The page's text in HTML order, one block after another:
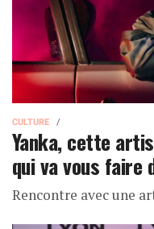
CULTURE
Yanka, cette
qui va vous faire
Rencontre avec une